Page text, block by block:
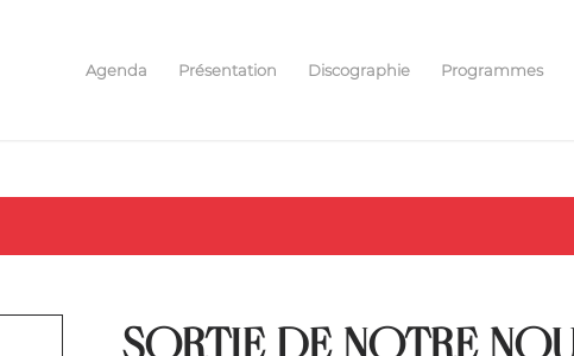
Agenda Présentation Discographie Programmes